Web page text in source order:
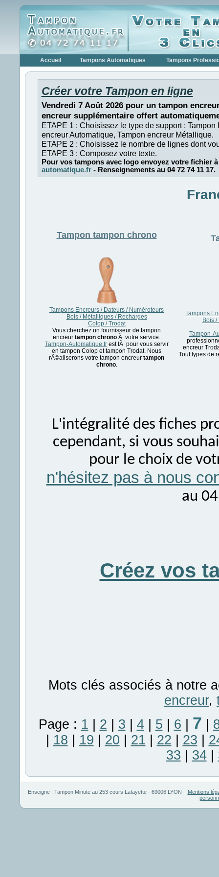
Accueil Tampons Automatiques Tampons
Créer votre Tampon en ligne
Vendredi 7 Août 2026 pour un tampon
encreur supplémentaire offert
ETAPE 1 : Choisissez le type de support : Tampon
encreur Automatique, Tampon encreur Métallique.
ETAPE 2 : Choisissez le nombre de lignes dont
ETAPE 3 : Composez votre texte.
Pour vos tampons avec logo envoyez votre fichier
automatique.fr- Renseignements au 04 72 74 11 17.
Tampon tampon chrono
Tampons Encreurs / Dateurs / Numéroteurs
Bois / Métalliques / Recharges
Colop / Trodat
Vous cherchez un fournisseur de tampon
encreur tampon chrono Ã votre service.
Tampon-Automatique.frest lÃ pour vous servir
en tampon Colop et tampon Trodat. Nous
rÃ©aliserons votre tampon encreur tampon
chrono.
Tampons
Bois
Tampon-
encreur
Tout types de
L'intégralité des fiches
cependant, si vous
pour le choix de
n'hésitez pas à nous
au
Créez vos
Mots clés associés à notre
encreur,
Page : 1 2 3 4| 5 6 7
18 19 20 21 22 23
33
34|
Enseigne : Tampon Minuteau 253 cours Lafayette- 69006 LYON
Mentions